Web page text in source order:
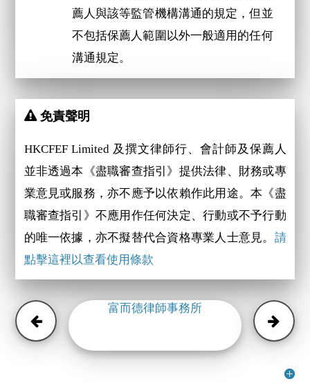
薦人與該等監管機構溝通的規定，但並
不包括保薦人範圍以外一般適用的任何
溝通規定。
免責聲明
HKCFEF Limited 及撰文律師行、會計師及保薦人
並非透過本《盡職審查指引》提供法律、財務或專
業意見或服務，亦不應予以依賴作此用途。本《盡
職審查指引》不應用作任何決定、行動或不予行動
的唯一依據，亦不擬替代合資格專業人士意見。 請
點擊這裡以查看使用條款
富而德律師事務所